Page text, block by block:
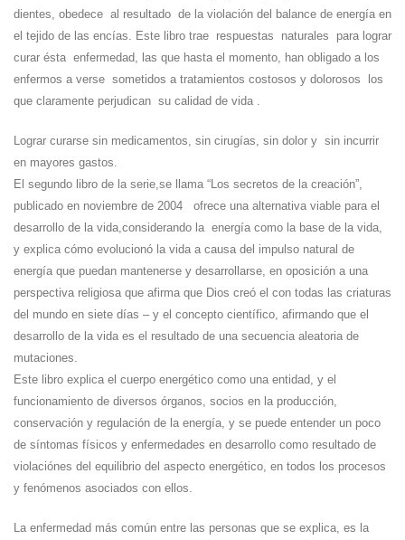
dientes, obedece al resultado de la violación del balance de energía en
el tejido de las encías. Este libro trae respuestas naturales para lograr
curar ésta enfermedad, las que hasta el momento, han obligado a los
enfermos a verse sometidos a tratamientos costosos y dolorosos los
que claramente perjudican su calidad de vida .
Lograr curarse sin medicamentos, sin cirugías, sin dolor y sin incurrir
en mayores gastos.
El segundo libro de la serie,se llama “Los secretos de la creación”,
publicado en noviembre de 2004 ofrece una alternativa viable para el
desarrollo de la vida,considerando la energía como la base de la vida,
y explica cómo evolucionó la vida a causa del impulso natural de
energía que puedan mantenerse y desarrollarse, en oposición a una
perspectiva religiosa que afirma que Dios creó el con todas las criaturas
del mundo en siete días – y el concepto científico, afirmando que el
desarrollo de la vida es el resultado de una secuencia aleatoria de
mutaciones.
Este libro explica el cuerpo energético como una entidad, y el
funcionamiento de diversos órganos, socios en la producción,
conservación y regulación de la energía, y se puede entender un poco
de síntomas físicos y enfermedades en desarrollo como resultado de
violaciónes del equilibrio del aspecto energético, en todos los procesos
y fenómenos asociados con ellos.
La enfermedad más común entre las personas que se explica, es la